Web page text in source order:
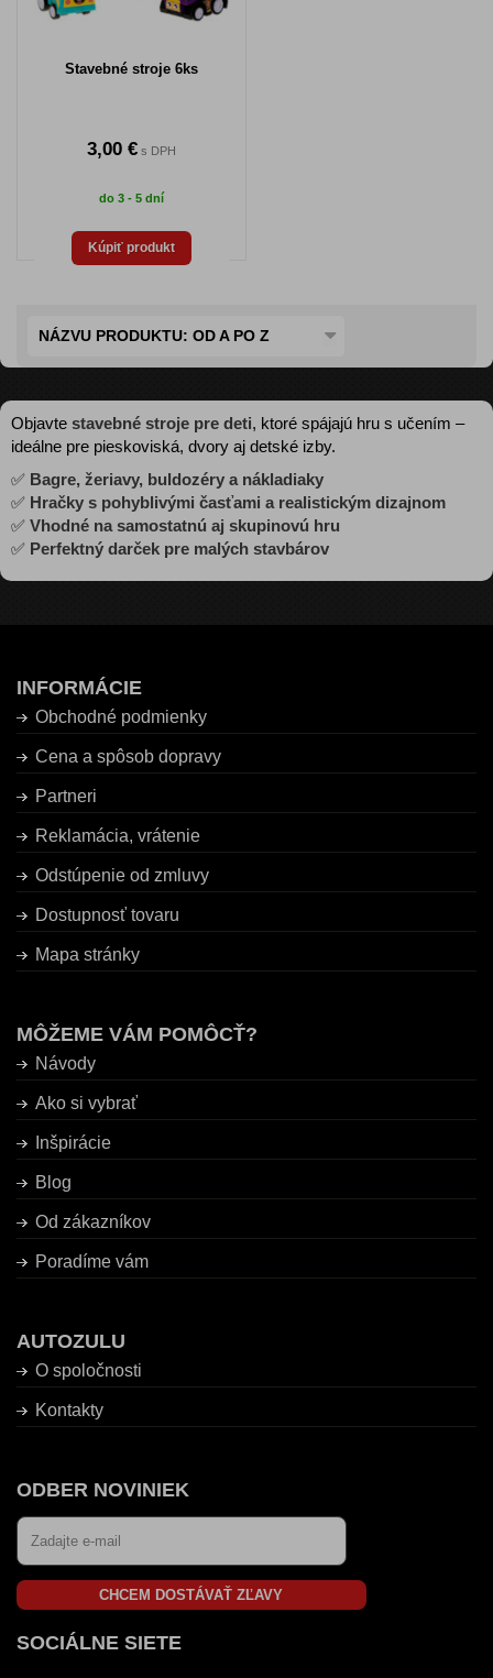
Stavebné stroje 6ks
3,00 € s DPH
do 3 - 5 dní
Kúpiť produkt
NÁZVU PRODUKTU: OD A PO Z
Objavte stavebné stroje pre deti, ktoré spájajú hru s učením –
ideálne pre pieskoviská, dvory aj detské izby.
✅ Bagre, žeriavy, buldozéry a nákladiaky
✅ Hračky s pohyblivými časťami a realistickým dizajnom
✅ Vhodné na samostatnú aj skupinovú hru
✅ Perfektný darček pre malých stavbárov
INFORMÁCIE
Obchodné podmienky
Cena a spôsob dopravy
Partneri
Reklamácia, vrátenie
Odstúpenie od zmluvy
Dostupnosť tovaru
Mapa stránky
MÔŽEME VÁM POMÔCŤ?
Návody
Ako si vybrať
Inšpirácie
Blog
Od zákazníkov
Poradíme vám
AUTOZULU
O spoločnosti
Kontakty
ODBER NOVINIEK
CHCEM DOSTÁVAŤ ZĽAVY
SOCIÁLNE SIETE